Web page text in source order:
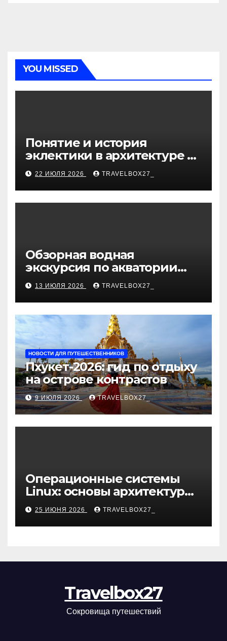
YOU MISSED
Понятие и история
эклектики в архитектуре и
дизайне интерьеров
22 ИЮЛЯ 2026 TRAVELBOX27_
Обзорная водная
экскурсия по акватории
бухты Песчаная
13 ИЮЛЯ 2026 TRAVELBOX27_
НОВОСТИ ДЛЯ ПУТЕШЕСТВЕННИКОВ
Пхукет-2026: гид по отдыху
на острове контрастов
9 ИЮЛЯ 2026 TRAVELBOX27_
Операционные системы
Linux: основы архитектуры,
компоненты и области
применения
25 ИЮНЯ 2026 TRAVELBOX27_
Travelbox27
Сокровища путешествий